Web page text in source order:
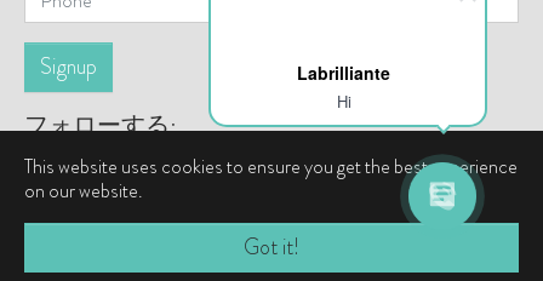
Labrilliante
Hi
This website uses cookies to ensure you get the best experience
on our website.
Got it!
フォローする:
© 著作権 2026 LaBrilliante
全著作権所有